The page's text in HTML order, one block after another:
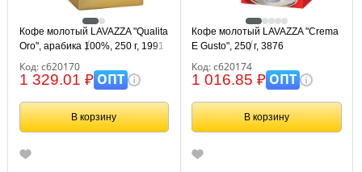
Кофе молотый LAVAZZA "Qualita
Oro", арабика 100%, 250 г, 1991
Код: с620170
1 329.01 ₽ОПТ
В корзину
Кофе молотый LAVAZZA "Crema
E Gusto", 250 г, 3876
Код: с620174
1 016.85 ₽ОПТ
В корзину